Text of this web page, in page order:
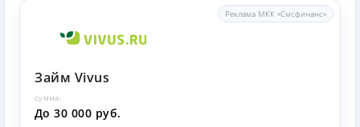
Реклама МКК «Смсфинанс»
Займ Vivus
сумма:
До 30 000 руб.